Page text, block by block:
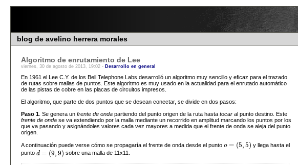
blog de avelino herrera morales
Algoritmo de enrutamiento de Lee
viernes, 30 de agosto de 2013, 19:02 - Desarrollo en general
En 1961 el Lee C.Y. de los Bell Telephone Labs desarrolló un algoritmo muy sencillo y eficaz para el trazado
de rutas sobre mallas de puntos. Este algoritmo es muy usado en la actualidad para el enrutado automático
de las pistas de cobre en las placas de circuitos impresos.
El algoritmo, que parte de dos puntos que se desean conectar, se divide en dos pasos:
Paso 1. Se genera un frente de ondapartiendo del punto origen de la ruta hasta tocaral punto destino. Este
frente de ondase va extendiendo por la malla mediante un recorrido en amplitud marcando los puntos por los
que va pasando y asignándoles valores cada vez mayores a medida que el frente de onda se aleja del punto
origen.
A continuación puede verse cómo se propagaría el frente de onda desde el punto o = (5,5)
o=(5 5)
y llega hasta el
punto d = (9, 9)
d=(9 9) sobre una malla de 11x11.